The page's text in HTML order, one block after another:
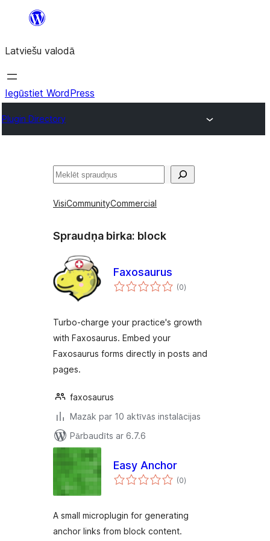
Pāriet
saturu
Latviešu valodā
Iegūstiet WordPress
Plugin Directory
Meklēt
VisiCommunityCommercial
Spraudņa birka: block
Faxosaurus
(0vērtējumu
kopsumma
)
Turbo-charge your practice's growth
with Faxosaurus. Embed your
Faxosaurus forms directly in posts and
pages.
faxosaurus
Mazāk par 10 aktīvās instalācijas
Pārbaudīts ar 6.7.6
Easy Anchor
(0vērtējumu
kopsumma
)
A small microplugin for generating
anchor links from block content.